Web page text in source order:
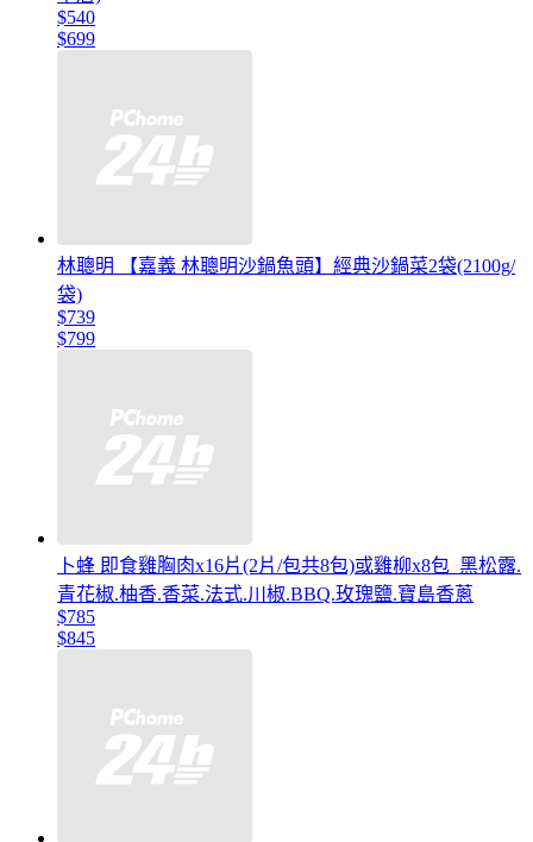
$540
$699
林聰明 【嘉義 林聰明沙鍋魚頭】經典沙鍋菜2袋(2100g/
袋)
$739
$799
卜蜂 即食雞胸肉x16片(2片/包共8包)或雞柳x8包_黑松露.
青花椒.柚香.香菜.法式.川椒.BBQ.玫瑰鹽.寶島香蔥
$785
$845